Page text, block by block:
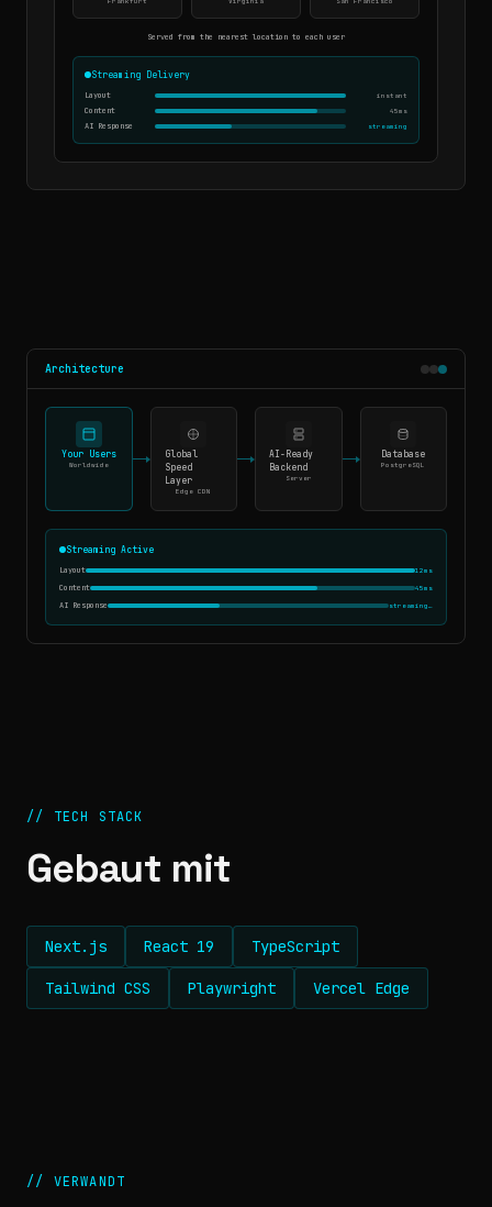
Served from the nearest location to each user
Streaming Delivery
Layout instant
Content 45ms
AI Response streaming
Architecture
Your Users
Worldwide
Global
Speed
Layer
Edge CDN
AI-Ready
Backend
Server
Database
PostgreSQL
Streaming Active
Layout 12ms
Content 45ms
AI Response streaming…
// TECH STACK
Gebaut mit
Next.js React 19 TypeScript
Tailwind CSS Playwright Vercel Edge
// VERWANDT